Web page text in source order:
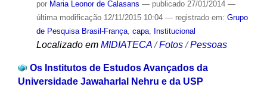
por Maria Leonor de Calasans — publicado27/01/2014 —
última modificação12/11/2015 10:04 — registrado em: Grupo
de Pesquisa Brasil-França, capa, Institucional
Localizado em MIDIATECA /Fotos /Pessoas
Os Institutos de Estudos Avançados da
Universidade Jawaharlal Nehru e da USP